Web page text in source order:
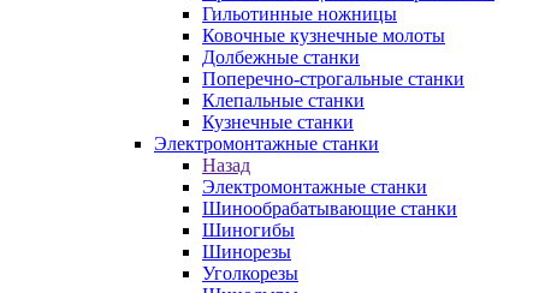
Гильотинные ножницы
Ковочные кузнечные молоты
Долбежные станки
Поперечно-строгальные станки
Клепальные станки
Кузнечные станки
Электромонтажные станки
Назад
Электромонтажные станки
Шинообрабатывающие станки
Шиногибы
Шинорезы
Уголкорезы